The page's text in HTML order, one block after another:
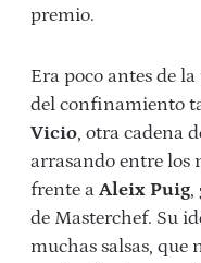
premio.
Era poco antes de
del confinamiento
Vicio, otra cadena
arrasando entre los
frente a Aleix Puig,
de Masterchef. Su
muchas salsas, que